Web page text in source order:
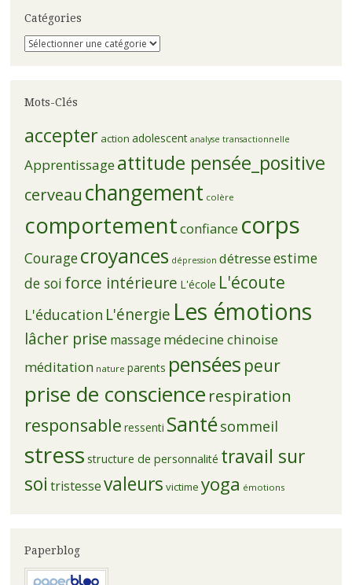
Catégories
Catégories
Mots-Clés
accepter action adolescent analyse transactionnelle
Apprentissage attitude pensée_positive
cerveau changement colère
comportementconfiance corps
Couragecroyances dépression détresseestime
de soi force intérieure L'école L'écoute
L'éducation L'énergie Les émotions
lâcher prise massage médecine chinoise
méditation nature parents pensées peur
prise de conscience respiration
responsable ressenti Santésommeil
stress structure de personnalité travail sur
soi tristessevaleurs victime yoga émotions
Paperblog